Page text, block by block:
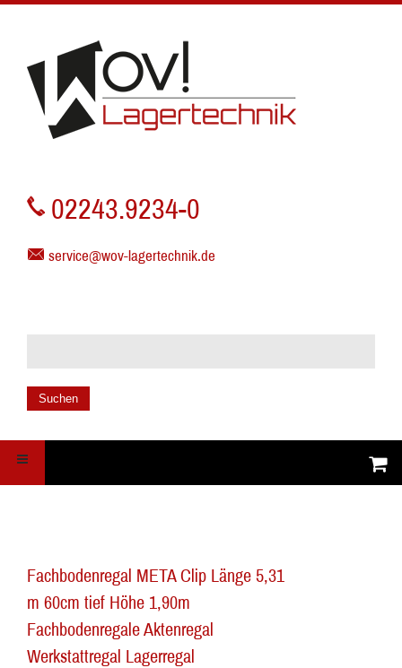
02243.9234-0
service@wov-lagertechnik.de
Suchen
Fachbodenregal META Clip Länge 5,31
m 60cm tief Höhe 1,90m
Fachbodenregale Aktenregal
Werkstattregal Lagerregal